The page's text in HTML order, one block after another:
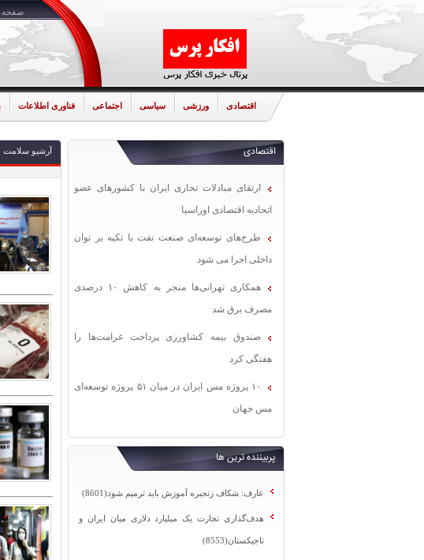
صفحه
اقتصادی ورزشی سیاسی اجتماعی فناوری اطلاعات
اقتصادی
ارتقای مبادلات تجاری ایران با کشورهای عضو
اتحادیه اقتصادی اوراسیا
طرح‌های توسعه‌ای صنعت نفت با تکیه بر توان
داخلی اجرا می شود
همکاری تهرانی‌ها منجر به کاهش ۱۰ درصدی
مصرف برق شد
صندوق بیمه کشاورزی پرداخت غرامت‌ها را
هفتگی کرد
۱۰ پروژه مس ایران در میان ۵۱ پروژه توسعه‌ای
مس جهان
پربیننده ترین ها
عارف: شکاف زنجیره آموزش باید ترمیم شود(8601)
هدف‌گذاری تجارت یک میلیارد دلاری میان ایران و
تاجیکستان(8553)
آرشیو سلامت